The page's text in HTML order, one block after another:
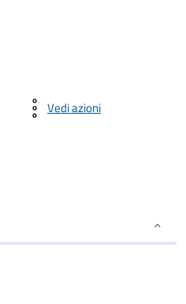
Vedi azioni